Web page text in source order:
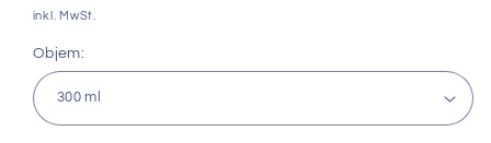
Preis
inkl. MwSt.
Objem: